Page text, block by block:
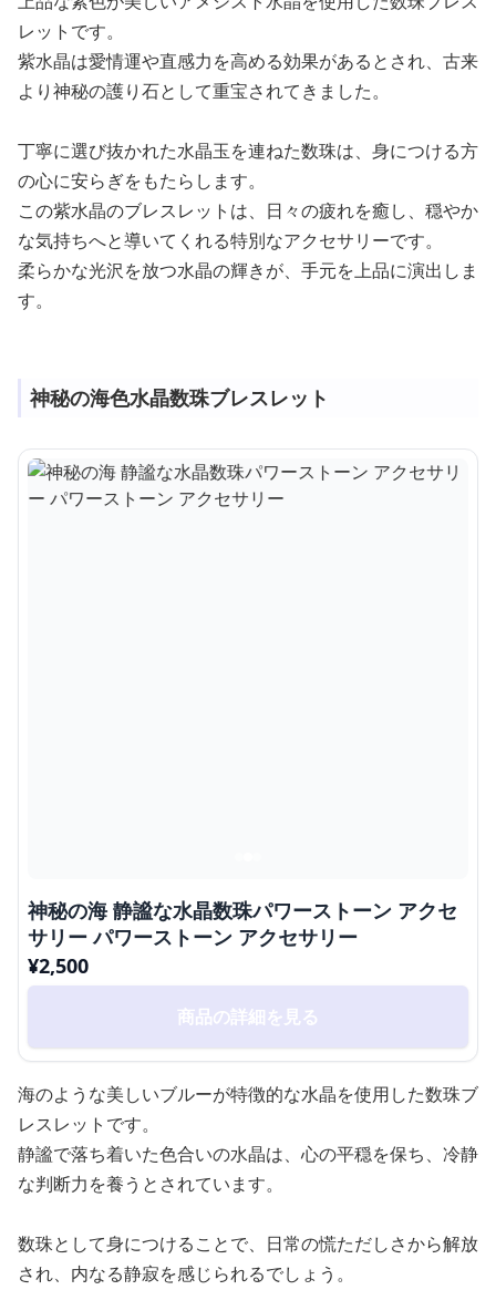
レットです。
紫水晶は愛情運や直感力を高める効果があるとされ、古来
より神秘の護り石として重宝されてきました。
丁寧に選び抜かれた水晶玉を連ねた数珠は、身につける方
の心に安らぎをもたらします。
この紫水晶のブレスレットは、日々の疲れを癒し、穏やか
な気持ちへと導いてくれる特別なアクセサリーです。
柔らかな光沢を放つ水晶の輝きが、手元を上品に演出しま
す。
神秘の海色水晶数珠ブレスレット
神秘の海 静謐な水晶数珠パワーストーン アクセ
サリー パワーストーン アクセサリー
¥2,500
商品の詳細を見る
海のような美しいブルーが特徴的な水晶を使用した数珠ブ
レスレットです。
静謐で落ち着いた色合いの水晶は、心の平穏を保ち、冷静
な判断力を養うとされています。
数珠として身につけることで、日常の慌ただしさから解放
され、内なる静寂を感じられるでしょう。